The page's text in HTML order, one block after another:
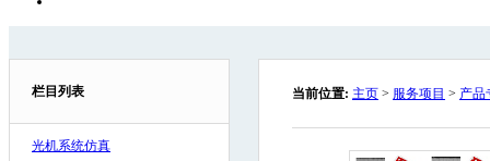
栏目列表
光机系统仿真
当前位置: 主页 > 服务项目 > 产品